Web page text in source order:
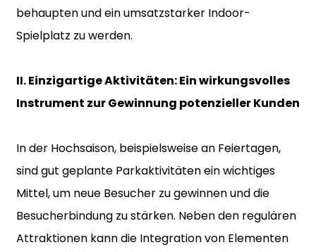
behaupten und ein umsatzstarker Indoor-
Spielplatz zu werden.
II. Einzigartige Aktivitäten: Ein wirkungsvolles
Instrument zur Gewinnung potenzieller Kunden
In der Hochsaison, beispielsweise an Feiertagen,
sind gut geplante Parkaktivitäten ein wichtiges
Mittel, um neue Besucher zu gewinnen und die
Besucherbindung zu stärken. Neben den regulären
Attraktionen kann die Integration von Elementen